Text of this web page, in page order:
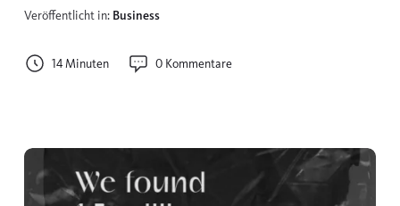
Veröffentlicht in: Business
14 Minuten 0 Kommentare